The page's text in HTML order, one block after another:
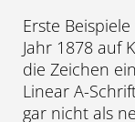
Erste
Jahr 1878 auf
die Zeichen
Linear A-
gar nicht als